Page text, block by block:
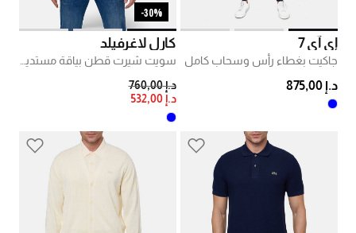
إي آي 7
جاكيت بغطاء رأس وسحاب كامل
د.إ 875,00
30%-
كارل لاغرفيلد
PRICE REDUCED FROM
د.إ 760,00
TO
د.إ 532,00